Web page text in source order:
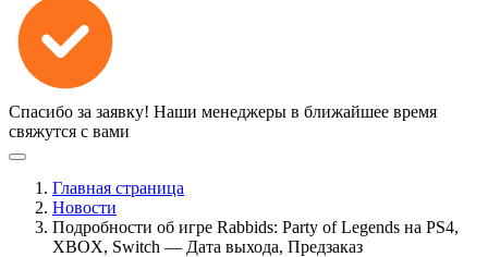
Спасибо за заявку! Наши менеджеры в ближайшее время
свяжутся с вами
Главная страница
Новости
Подробности об игре Rabbids: Party of Legends на PS4,
XBOX, Switch — Дата выхода, Предзаказ